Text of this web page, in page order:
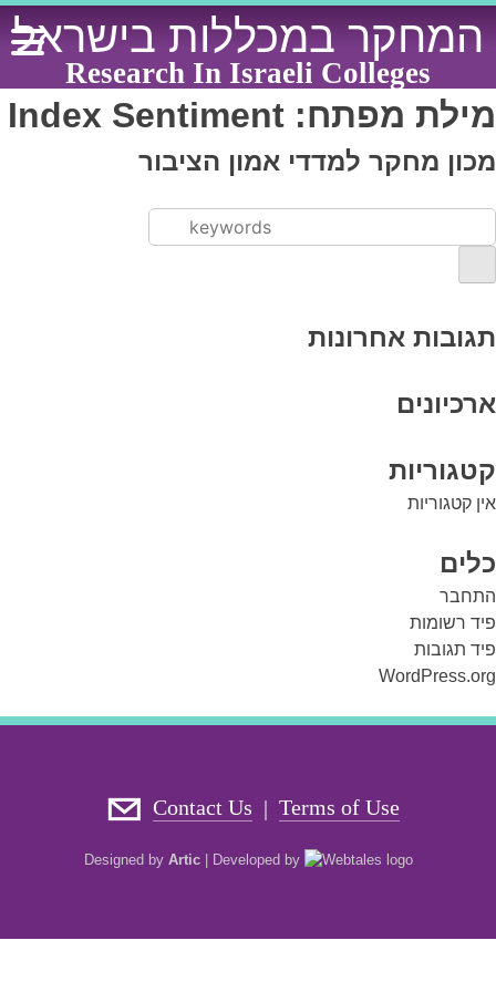
Skip
המחקר במכללות בישראל
Research In Israeli Colleges
מילת מפתח: Index Sentiment
מכון מחקר למדדי אמון הציבור
תגובות אחרונות
ארכיונים
קטגוריות
אין קטגוריות
כלים
התחבר
פיד רשומות
פיד תגובות
WordPress.org
Terms of Use
|
Contact Us
Designed by Artic Developed by